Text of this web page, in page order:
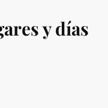
y días